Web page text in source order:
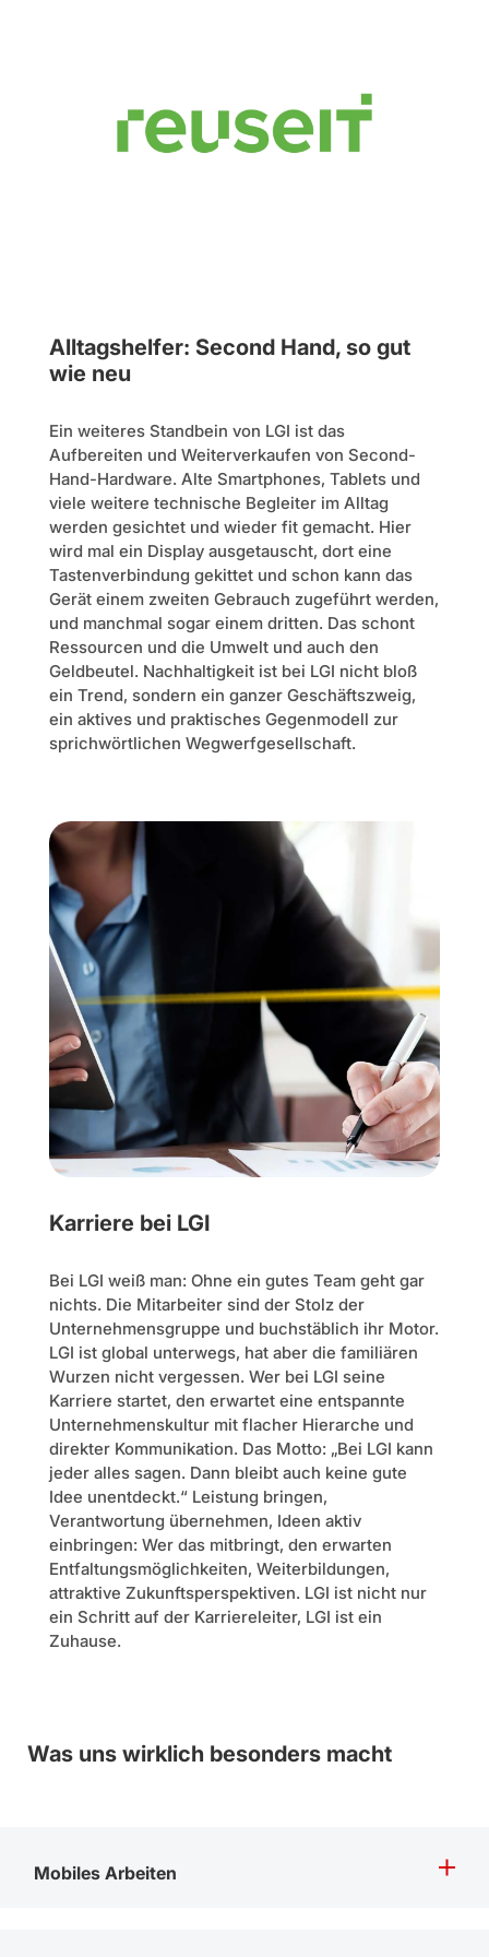
Alltagshelfer: Second Hand, so gut
wie neu
Ein weiteres Standbein von LGI ist das
Aufbereiten und Weiterverkaufen von Second-
Hand-Hardware. Alte Smartphones, Tablets und
viele weitere technische Begleiter im Alltag
werden gesichtet und wieder fit gemacht. Hier
wird mal ein Display ausgetauscht, dort eine
Tastenverbindung gekittet und schon kann das
Gerät einem zweiten Gebrauch zugeführt werden,
und manchmal sogar einem dritten. Das schont
Ressourcen und die Umwelt und auch den
Geldbeutel. Nachhaltigkeit ist bei LGI nicht bloß
ein Trend, sondern ein ganzer Geschäftszweig,
ein aktives und praktisches Gegenmodell zur
sprichwörtlichen Wegwerfgesellschaft.
Karriere bei LGI
Bei LGI weiß man: Ohne ein gutes Team geht gar
nichts. Die Mitarbeiter sind der Stolz der
Unternehmensgruppe und buchstäblich ihr Motor.
LGI ist global unterwegs, hat aber die familiären
Wurzen nicht vergessen. Wer bei LGI seine
Karriere startet, den erwartet eine entspannte
Unternehmenskultur mit flacher Hierarche und
direkter Kommunikation. Das Motto: „Bei LGI kann
jeder alles sagen. Dann bleibt auch keine gute
Idee unentdeckt.“ Leistung bringen,
Verantwortung übernehmen, Ideen aktiv
einbringen: Wer das mitbringt, den erwarten
Entfaltungsmöglichkeiten, Weiterbildungen,
attraktive Zukunftsperspektiven. LGI ist nicht nur
ein Schritt auf der Karriereleiter, LGI ist ein
Zuhause.
Was uns wirklich besonders macht
Mobiles Arbeiten